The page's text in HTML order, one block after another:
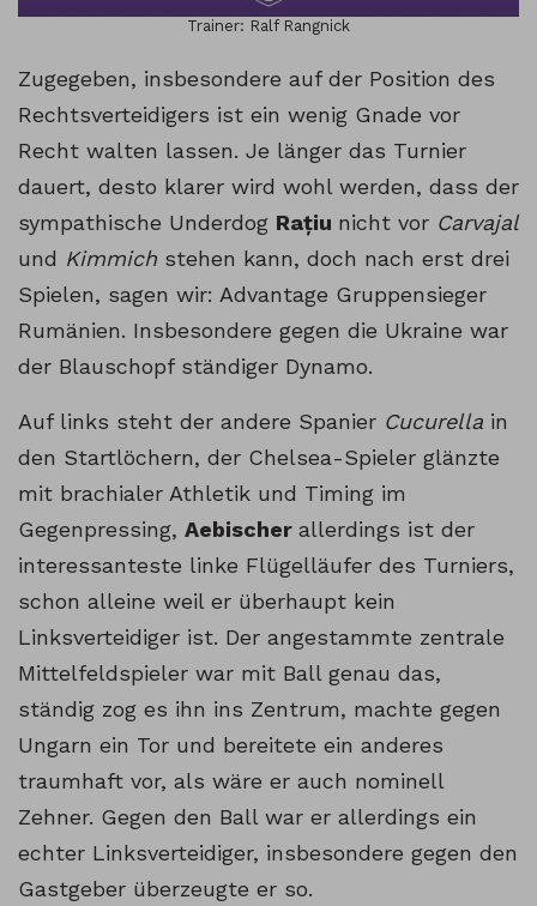
Trainer: Ralf Rangnick
Zugegeben, insbesondere auf der Position des
Rechtsverteidigers ist ein wenig Gnade vor
Recht walten lassen. Je länger das Turnier
dauert, desto klarer wird wohl werden, dass der
sympathische Underdog Rațiu nicht vor Carvajal
und Kimmich stehen kann, doch nach erst drei
Spielen, sagen wir: Advantage Gruppensieger
Rumänien. Insbesondere gegen die Ukraine war
der Blauschopf ständiger Dynamo.
Auf links steht der andere Spanier Cucurella in
den Startlöchern, der Chelsea-Spieler glänzte
mit brachialer Athletik und Timing im
Gegenpressing, Aebischer allerdings ist der
interessanteste linke Flügelläufer des Turniers,
schon alleine weil er überhaupt kein
Linksverteidiger ist. Der angestammte zentrale
Mittelfeldspieler war mit Ball genau das,
ständig zog es ihn ins Zentrum, machte gegen
Ungarn ein Tor und bereitete ein anderes
traumhaft vor, als wäre er auch nominell
Zehner. Gegen den Ball war er allerdings ein
echter Linksverteidiger, insbesondere gegen den
Gastgeber überzeugte er so.